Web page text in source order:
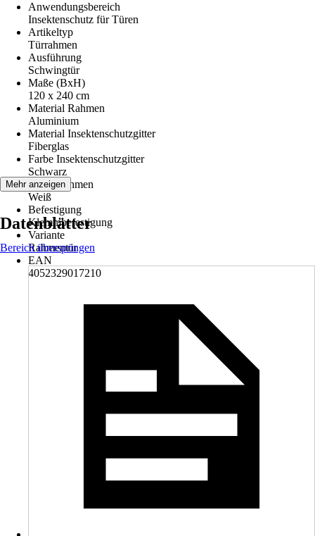
Anwendungsbereich
Insektenschutz für Türen
Artikeltyp
Türrahmen
Ausführung
Schwingtür
Maße (BxH)
120 x 240 cm
Material Rahmen
Aluminium
Material Insektenschutzgitter
Fiberglas
Farbe Insektenschutzgitter
Schwarz
Farbe Rahmen
Weiß
Befestigung
Klemmbefestigung
Variante
Rahmentür
EAN
4052329017210
Mehr anzeigen
Datenblätter
Bereich überspringen